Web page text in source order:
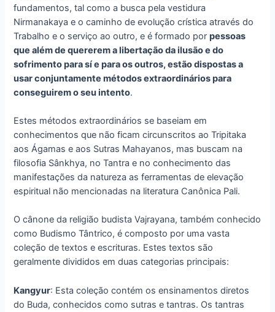
fundamentos, tal como a busca pela vestidura
Nirmanakaya e o caminho de evolução crística através do
Trabalho e o serviço ao outro, e é formado porpessoas
que além de quererem a libertação da ilusão e do
sofrimento para sí e para os outros, estão dispostas a
usar conjuntamente métodos extraordinários para
conseguirem o seu intento.
Estes métodos extraordinários se baseiam em
conhecimentos que não ficam circunscritos ao Tripitaka
aos Ágamas e aos Sutras Mahayanos, mas buscam na
filosofia Sânkhya, no Tantra e no conhecimento das
manifestações da natureza as ferramentas de elevação
espiritual não mencionadas na literatura Canônica Pali.
O cânone da religião budista Vajrayana, também conhecido
como Budismo Tântrico, é composto por uma vasta
coleção de textos e escrituras. Estes textos são
geralmente divididos em duas categorias principais:
Kangyur: Esta coleção contém os ensinamentos diretos
do Buda, conhecidos como sutras e tantras. Os tantras